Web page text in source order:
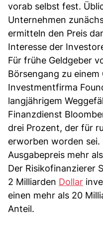
vorab selbst fest.
Unternehmen
ermitteln den Preis
Interesse der
Für frühe Geldgeber
Börsengang zu
Investmentfirma
langjährigem
Finanzdienst
drei Prozent, der für
erworben worden sei.
Ausgabepreis mehr
Der Risikofinanzierer
2 Milliarden Dollar
einen mehr als 20
Anteil.